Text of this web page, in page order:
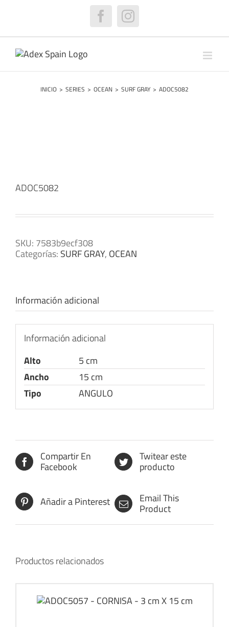
FacebookInstagram
INICIO > SERIES > OCEAN > SURF GRAY > ADOC5082
ADOC5082
SKU: 7583b9ecf308
Categorías: SURF GRAY, OCEAN
Información adicional
Información adicional
Alto
5 cm
Ancho
15 cm
Tipo
ANGULO
Compartir En
Facebook
Twitear este
producto
Añadir a Pinterest Email This
Product
Productos relacionados